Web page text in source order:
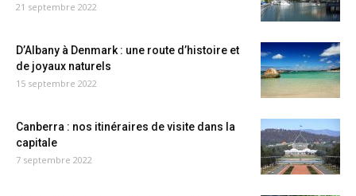
21 septembre 2022
D’Albany à Denmark : une route d’histoire et
de joyaux naturels
15 septembre 2022
Canberra : nos itinéraires de visite dans la
capitale
7 septembre 2022